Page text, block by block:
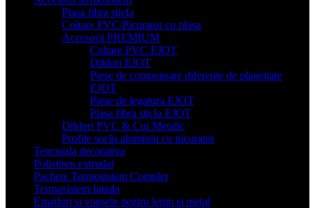
Plasa fibra sticla
Coltare PVC/Picurator cu plasa
Accesorii PREMIUM
Coltare PVC EJOT
Dibluri EJOT
Piese de compensare diferente de planeitate
EJOT
Piese de legatura EJOT
Plasa fibra sticla EJOT
Dibluri PVC & Cui Metalic
Profile soclu aluminiu cu picurator
Tencuiala decorativa
Polistiren extrudat
Pachete Termosistem Complet
Termosistem fatada
Emailuri si vopsele pentru lemn si metal